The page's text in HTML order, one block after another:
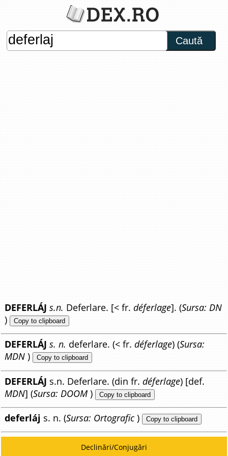
Caută
DEFERLÁJ s.n. Deferlare. [< fr.déferlage]. (Sursa: DN
) Copy to clipboard
DEFERLÁJ s. n. deferlare. (< fr.déferlage) (Sursa:
MDN ) Copy to clipboard
DEFERLÁJ s.n. Deferlare. (din fr.déferlage) [def.
MDN] (Sursa: DOOM ) Copy to clipboard
deferláj s. n. (Sursa: Ortografic ) Copy to clipboard
Declinări/Conjugări